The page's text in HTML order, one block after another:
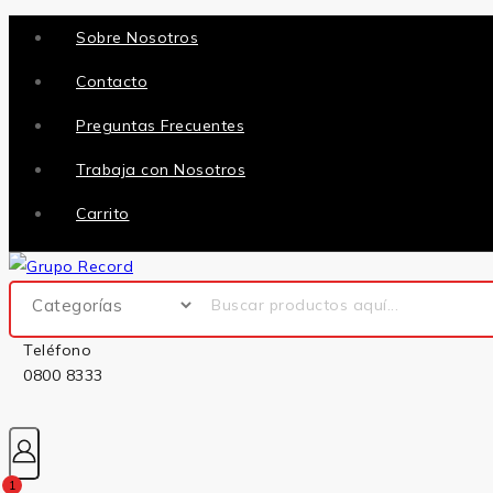
Sobre Nosotros
Contacto
Preguntas Frecuentes
Trabaja con Nosotros
Carrito
Teléfono
0800 8333
1